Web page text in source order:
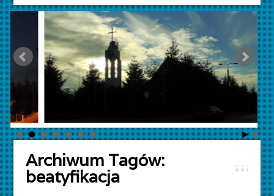
Archiwum Tagów:
beatyfikacja